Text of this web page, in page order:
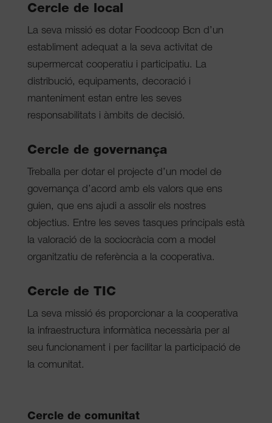
Cercle de local
La seva missió es dotar Foodcoop Bcn d’un
establiment adequat a la seva activitat de
supermercat cooperatiu i participatiu. La
distribució, equipaments, decoració i
manteniment estan entre les seves
responsabilitats i àmbits de decisió.
Cercle de governança
Treballa per dotar el projecte d’un model de
governança d’acord amb els valors que ens
guien, que ens ajudi a assolir els nostres
objectius. Entre les seves tasques principals està
la valoració de la sociocràcia com a model
organitzatiu de referència a la cooperativa.
Cercle de TIC
La seva missió és proporcionar a la cooperativa
la infraestructura informàtica necessària per al
seu funcionament i per facilitar la participació de
la comunitat.
Cercle de comunitat